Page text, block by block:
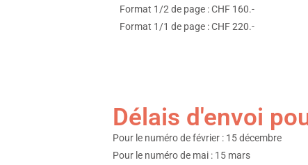
Format 1/2 de page : CHF 160.-
Format 1/1 de page : CHF 220.-
Délais d'envoi
Pour le numéro de février : 15 décembre
Pour le numéro de mai : 15 mars